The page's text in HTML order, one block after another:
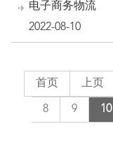
电子商务物流
2022-08-10
首页 上页
8 9 10